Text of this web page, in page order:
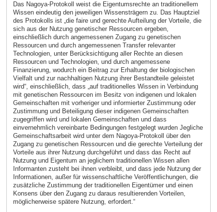
Das Nagoya-Protokoll weist die Eigentumsrechte an traditionellem
Wissen eindeutig den jeweiligen Wissensträgern zu. Das Hauptziel
des Protokolls ist „die faire und gerechte Aufteilung der Vorteile, die
sich aus der Nutzung genetischer Ressourcen ergeben,
einschließlich durch angemessenen Zugang zu genetischen
Ressourcen und durch angemessenen Transfer relevanter
Technologien, unter Berücksichtigung aller Rechte an diesen
Ressourcen und Technologien, und durch angemessene
Finanzierung, wodurch ein Beitrag zur Erhaltung der biologischen
Vielfalt und zur nachhaltigen Nutzung ihrer Bestandteile geleistet
wird“, einschließlich, dass „auf traditionelles Wissen in Verbindung
mit genetischen Ressourcen im Besitz von indigenen und lokalen
Gemeinschaften mit vorheriger und informierter Zustimmung oder
Zustimmung und Beteiligung dieser indigenen Gemeinschaften
zugegriffen wird und lokalen Gemeinschaften und dass
einvernehmlich vereinbarte Bedingungen festgelegt wurden Jegliche
Gemeinschaftsarbeit wird unter dem Nagoya-Protokoll über den
Zugang zu genetischen Ressourcen und die gerechte Verteilung der
Vorteile aus ihrer Nutzung durchgeführt und dass das Recht auf
Nutzung und Eigentum an jeglichem traditionellen Wissen allen
Informanten zusteht bei ihnen verbleibt, und dass jede Nutzung der
Informationen, außer für wissenschaftliche Veröffentlichungen, die
zusätzliche Zustimmung der traditionellen Eigentümer und einen
Konsens über den Zugang zu daraus resultierenden Vorteilen,
möglicherweise spätere Nutzung, erfordert.“